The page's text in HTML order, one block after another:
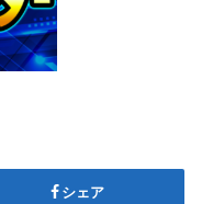
シェア